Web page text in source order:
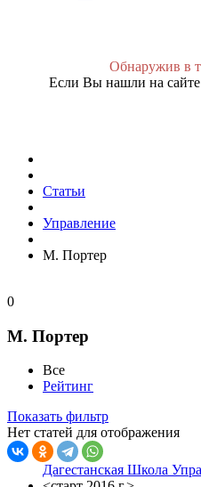
Обнаружив в
Если Вы нашли на
Статьи
Управление
М. Портер
0
М. Портер
Все
Рейтинг
Показать фильтр
Нет статей для отображения
Дагестанская Школа